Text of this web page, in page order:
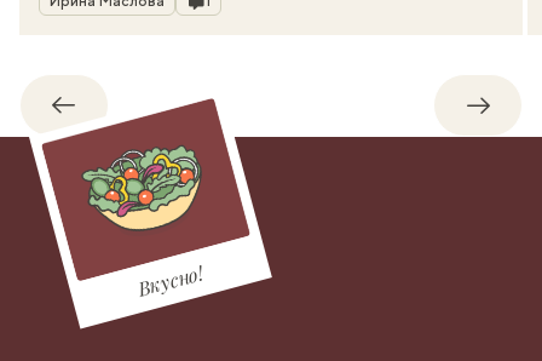
Обратно
Вкусно!